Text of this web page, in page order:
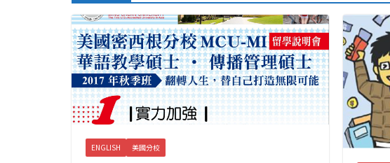
ENGLISH 美國分校